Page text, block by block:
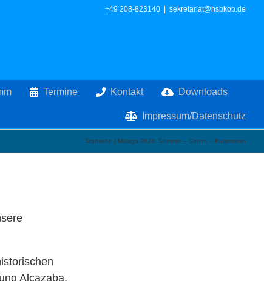
+49 208-823140 sekretariat@hsbkob.de
Termine Kontakt Downloads
Impressum/Datenschutz
Startseite Malaga-2024: Sommer – Sonne – Katamaran
Alcazaba,